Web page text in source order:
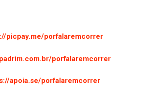
picpay.me/porfalaremcorrer
porfalaremcorrer
apoia.se/porfalaremcorrer